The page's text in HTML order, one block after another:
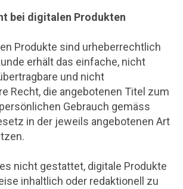
bei digitalen Produkten
Produkte sind urheberrechtlich
erhält das einfache, nicht
und nicht
Recht, die angebotenen Titel zum
Gebrauch gemäss
in der jeweils angebotenen Art
nicht gestattet, digitale Produkte
inhaltlich oder redaktionell zu